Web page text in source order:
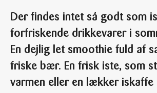
Der findes intet så godt som
forfriskende drikkevarer i
En dejlig let smoothie fuld af
friske bær. En frisk iste, som
varmen eller en lækker iskaffe